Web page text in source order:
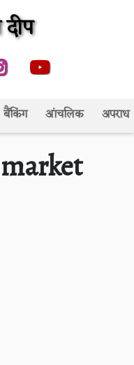
बैंकिंग आंचलिक अपराध